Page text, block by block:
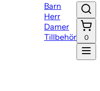
Barn
Herr
Damer
Tillbehör
0